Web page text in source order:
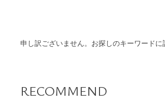
商品一覧
申し訳ございません。お探しのキーワードに
RECOMMEND